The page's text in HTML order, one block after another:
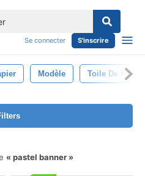
Se connecter S'inscrire
Modèle Toile De Fond
pastel banner